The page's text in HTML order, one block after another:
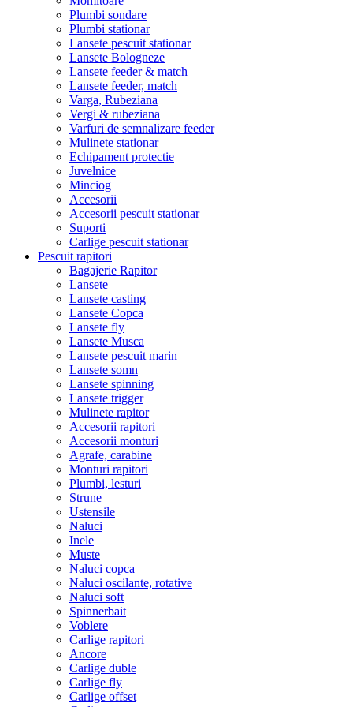
Plumbi sondare
Plumbi stationar
Lansete pescuit stationar
Lansete Bologneze
Lansete feeder & match
Lansete feeder, match
Varga, Rubeziana
Vergi & rubeziana
Varfuri de semnalizare feeder
Mulinete stationar
Echipament protectie
Juvelnice
Minciog
Accesorii
Accesorii pescuit stationar
Suporti
Carlige pescuit stationar
Pescuit rapitori
Bagajerie Rapitor
Lansete
Lansete casting
Lansete Copca
Lansete fly
Lansete Musca
Lansete pescuit marin
Lansete somn
Lansete spinning
Lansete trigger
Mulinete rapitor
Accesorii rapitori
Accesorii monturi
Agrafe, carabine
Monturi rapitori
Plumbi, lesturi
Strune
Ustensile
Naluci
Inele
Muste
Naluci copca
Naluci oscilante, rotative
Naluci soft
Spinnerbait
Voblere
Carlige rapitori
Ancore
Carlige duble
Carlige fly
Carlige offset